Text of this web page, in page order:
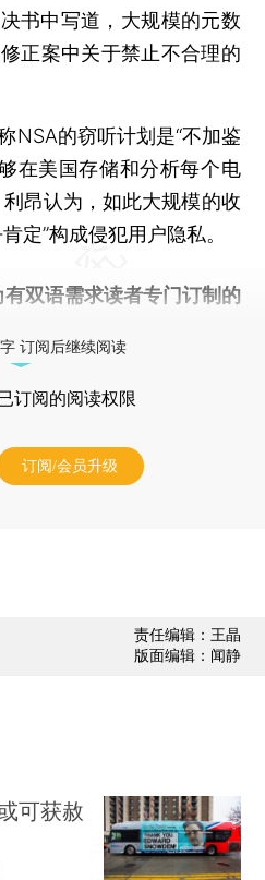
书中写道，大规模的元数
正案中关于禁止不合理的
的窃听计划是“不加鉴
在美国存储和分析每个电
昂认为，如此大规模的收
定”构成侵犯用户隐私。
双语需求读者专门订制的
订阅后继续阅读
订阅的阅读权限
订阅/会员升级
责任编辑：王晶
版面编辑：闻静
可获赦